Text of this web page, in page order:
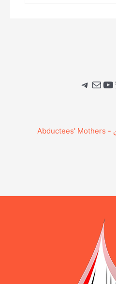
يوتيوببريد تيليجرام
‎رابطة أمهات المختطفين - Abductees' Mothers